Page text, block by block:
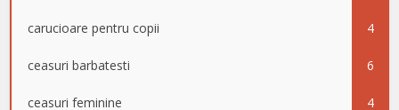
carucioare pentru copii 4
ceasuri barbatesti 6
ceasuri feminine 4